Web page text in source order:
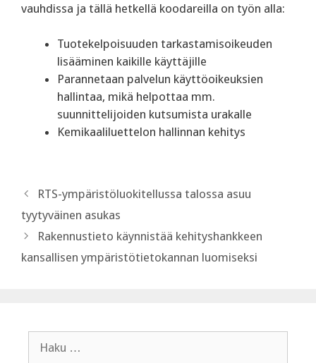
vauhdissa ja tällä hetkellä koodareilla on työn alla:
Tuotekelpoisuuden tarkastamisoikeuden
lisääminen kaikille käyttäjille
Parannetaan palvelun käyttöoikeuksien
hallintaa, mikä helpottaa mm.
suunnittelijoiden kutsumista urakalle
Kemikaaliluettelon hallinnan kehitys
RTS-ympäristöluokitellussa talossa asuu
tyytyväinen asukas
Rakennustieto käynnistää kehityshankkeen
kansallisen ympäristötietokannan luomiseksi